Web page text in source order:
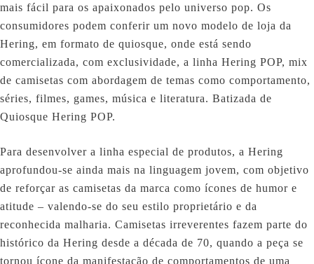
mais fácil para os apaixonados pelo universo pop. Os
consumidores podem conferir um novo modelo de loja da
Hering, em formato de quiosque, onde está sendo
comercializada, com exclusividade, a linha Hering POP, mix
de camisetas com abordagem de temas como comportamento,
séries, filmes, games, música e literatura. Batizada de
Quiosque Hering POP.
Para desenvolver a linha especial de produtos, a Hering
aprofundou-se ainda mais na linguagem jovem, com objetivo
de reforçar as camisetas da marca como ícones de humor e
atitude – valendo-se do seu estilo proprietário e da
reconhecida malharia. Camisetas irreverentes fazem parte do
histórico da Hering desde a década de 70, quando a peça se
tornou ícone da manifestação de comportamentos de uma